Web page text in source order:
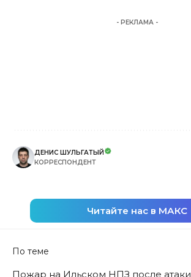
- РЕКЛАМА -
ДЕНИС ШУЛЬГАТЫЙ
КОРРЕСПОНДЕНТ
Читайте нас в МАКС
По теме
Пожар на Ильском НПЗ после атаки